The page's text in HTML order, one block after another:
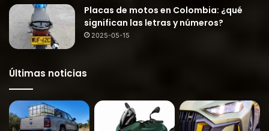
Placas de motos en Colombia: ¿qué
significan las letras y números?
2025-05-15
Últimas noticias